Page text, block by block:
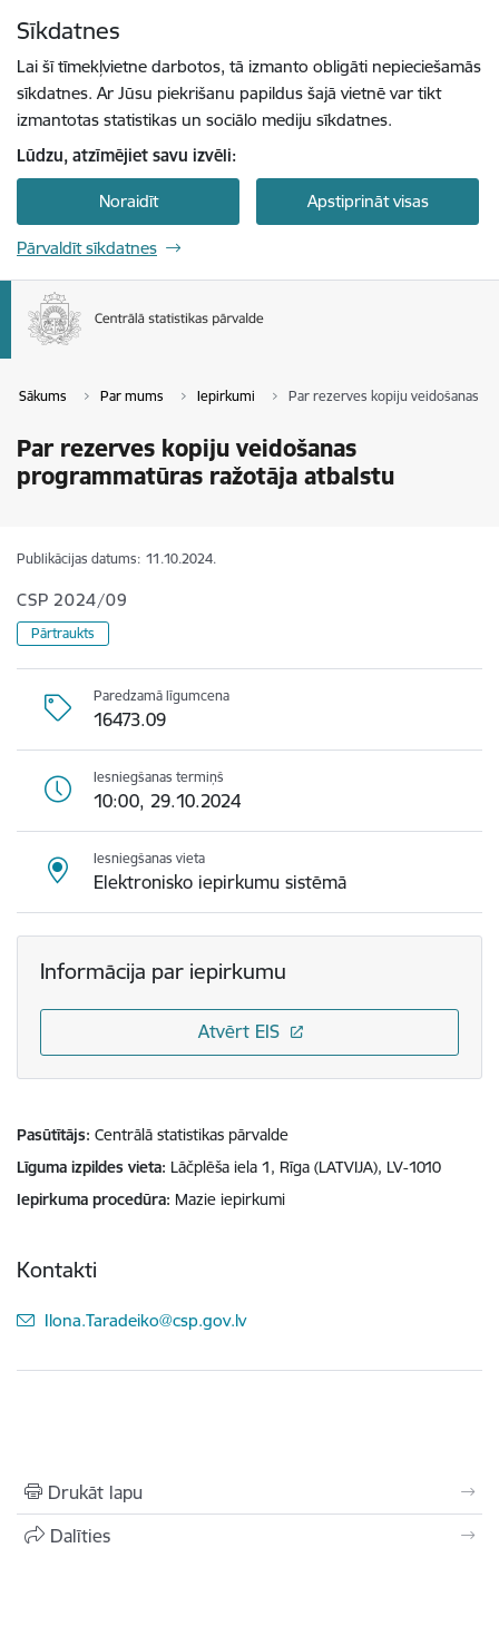
Sīkdatnes
Lai šī tīmekļvietne darbotos, tā izmanto obligāti nepieciešamās
sīkdatnes. Ar Jūsu piekrišanu papildus šajā vietnē var tikt
izmantotas statistikas un sociālo mediju sīkdatnes.
Lūdzu, atzīmējiet savu izvēli:
Noraidīt Apstiprināt visas
Pārvaldīt sīkdatnes
Sākums Par mums Iepirkumi Par rezerves kopiju veidošanas
Par rezerves kopiju veidošanas
programmatūras ražotāja atbalstu
Publikācijas datums: 11.10.2024.
CSP 2024/09
Pārtraukts
Paredzamā līgumcena
16473.09
Iesniegšanas termiņš
10:00, 29.10.2024
Iesniegšanas vieta
Elektronisko iepirkumu sistēmā
Informācija par iepirkumu
Atvērt EIS
Pasūtītājs Centrālā statistikas pārvalde
Līguma izpildes vieta Lāčplēša iela 1, Rīga (LATVIJA), LV-1010
Iepirkuma procedūra Mazie iepirkumi
Kontakti
E-pasts:
Ilona.Taradeiko@csp.gov.lv
Drukāt lapu
Dalīties